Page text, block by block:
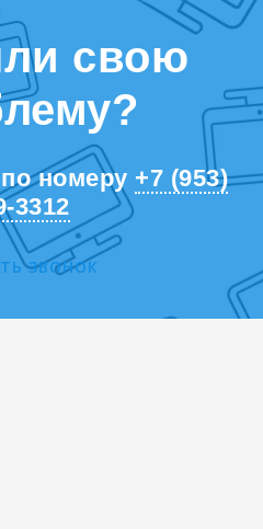
свою
номеру +7 (953)
3312
ЗВОНОК